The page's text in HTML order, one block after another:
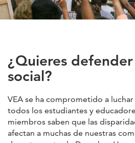
¿Quieres
social?
VEA se ha comprometido a
todos los estudiantes y
miembros saben que las
afectan a muchas de nuestras